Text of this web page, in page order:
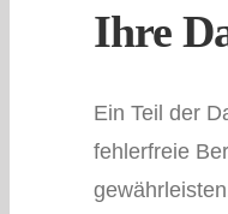
Ihre
Ein Teil der
fehlerfreie